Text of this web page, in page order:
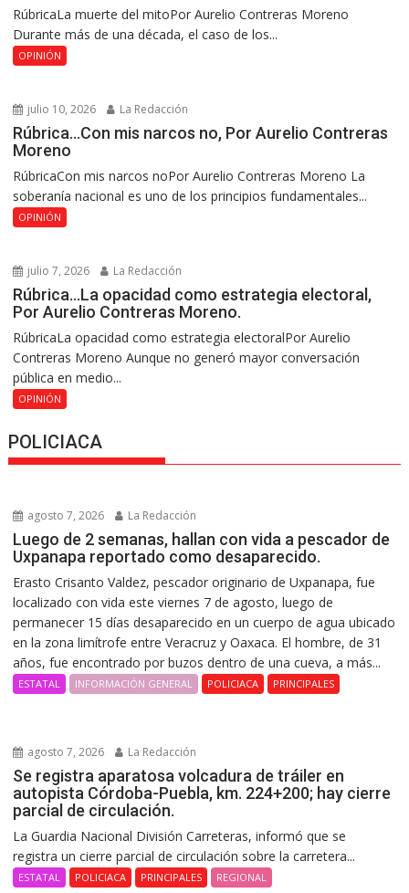
RúbricaLa muerte del mitoPor Aurelio Contreras Moreno
Durante más de una década, el caso de los...
OPINIÓN
julio 10, 2026 La Redacción
Rúbrica…Con mis narcos no, Por Aurelio Contreras
Moreno
RúbricaCon mis narcos noPor Aurelio Contreras Moreno La
soberanía nacional es uno de los principios fundamentales...
OPINIÓN
julio 7, 2026 La Redacción
Rúbrica…La opacidad como estrategia electoral,
Por Aurelio Contreras Moreno.
RúbricaLa opacidad como estrategia electoralPor Aurelio
Contreras Moreno Aunque no generó mayor conversación
pública en medio...
OPINIÓN
POLICIACA
agosto 7, 2026 La Redacción
Luego de 2 semanas, hallan con vida a pescador de
Uxpanapa reportado como desaparecido.
Erasto Crisanto Valdez, pescador originario de Uxpanapa, fue
localizado con vida este viernes 7 de agosto, luego de
permanecer 15 días desaparecido en un cuerpo de agua ubicado
en la zona limítrofe entre Veracruz y Oaxaca. El hombre, de 31
años, fue encontrado por buzos dentro de una cueva, a más...
ESTATAL INFORMACIÓN GENERAL POLICIACA PRINCIPALES
agosto 7, 2026 La Redacción
Se registra aparatosa volcadura de tráiler en
autopista Córdoba-Puebla, km. 224+200; hay cierre
parcial de circulación.
La Guardia Nacional División Carreteras, informó que se
registra un cierre parcial de circulación sobre la carretera...
ESTATAL POLICIACA PRINCIPALES REGIONAL